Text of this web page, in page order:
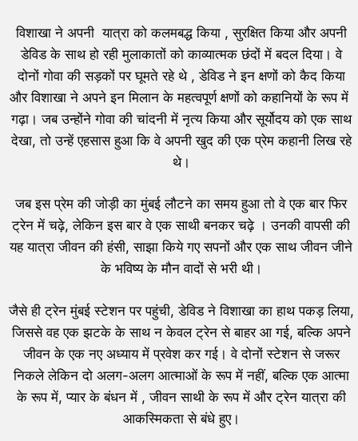
विशाखा ने अपनी यात्रा को कलमबद्ध किया , सुरक्षित किया और अपनी
डेविड के साथ हो रही मुलाकातों को काव्यात्मक छंदों में बदल दिया। वे
दोनों गोवा की सड़कों पर घूमते रहे थे , डेविड ने इन क्षणों को कैद किया
और विशाखा ने अपने इन मिलान के महत्वपूर्ण क्षणों को कहानियों के रूप में
गढ़ा। जब उन्होंने गोवा की चांदनी में नृत्य किया और सूर्योदय को एक साथ
देखा, तो उन्हें एहसास हुआ कि वे अपनी खुद की एक प्रेम कहानी लिख रहे
थे।
जब इस प्रेम की जोड़ी का मुंबई लौटने का समय हुआ तो वे एक बार फिर
ट्रेन में चढ़े, लेकिन इस बार वे एक साथी बनकर चढ़े । उनकी वापसी की
यह यात्रा जीवन की हंसी, साझा किये गए सपनों और एक साथ जीवन जीने
के भविष्य के मौन वादों से भरी थी।
जैसे ही ट्रेन मुंबई स्टेशन पर पहुंची, डेविड ने विशाखा का हाथ पकड़ लिया,
जिससे वह एक झटके के साथ न केवल ट्रेन से बाहर आ गई, बल्कि अपने
जीवन के एक नए अध्याय में प्रवेश कर गई। वे दोनों स्टेशन से जरूर
निकले लेकिन दो अलग-अलग आत्माओं के रूप में नहीं, बल्कि एक आत्मा
के रूप में, प्यार के बंधन में , जीवन साथी के रूप में और ट्रेन यात्रा की
आकस्मिकता से बंधे हुए।